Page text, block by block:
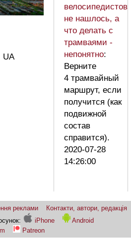
UA
велосипедистов
не нашлось, а
что делать с
трамваями -
непонятно:
Верните
4 трамвайный
маршрут, если
получится (как
подвижной
состав
справится).
2020-07-28
14:26:00
реклами
Контакти, автори, редакція
iPhone
Android
Patreon